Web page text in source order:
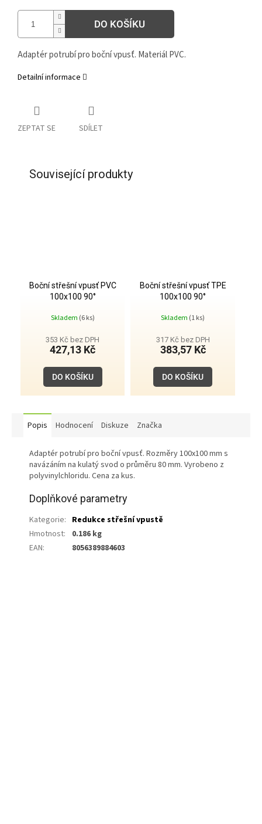
DO KOŠÍKU
Adaptér potrubí pro boční vpusť. Materiál PVC.
Detailní informace
ZEPTAT SE SDÍLET
Související produkty
Boční střešní vpusť PVC
100x100 90°
Skladem (6 ks)
353 Kč bez DPH
427,13 Kč
DO KOŠÍKU
Boční střešní vpusť TPE
100x100 90°
Skladem (1 ks)
317 Kč bez DPH
383,57 Kč
DO KOŠÍKU
Popis Hodnocení Diskuze Značka
Adaptér potrubí pro boční vpusť. Rozměry 100x100 mm s
navázáním na kulatý svod o průměru 80 mm. Vyrobeno z
polyvinylchloridu. Cena za kus.
Doplňkové parametry
Kategorie: Redukce střešní vpustě
Hmotnost:
0.186 kg
EAN: 8056389884603